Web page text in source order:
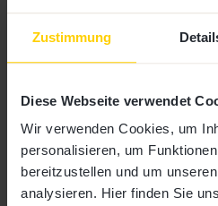
Zustimmung
Diese Webseite verwendet
Wir verwenden Cookies, um
personalisieren, um
bereitzustellen und um
analysieren. Hier finden Sie
Der menschliche
Finanzwelt wird
relevant.